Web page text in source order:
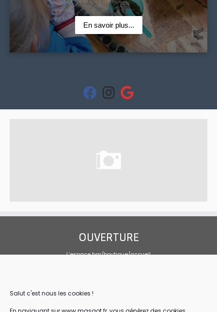
Salut c'est nous les cookies !
En savoir plus...
fab
fa-
facebook
fab
fa-
instagram
google
OUVERTURE
L'espace bar/boutique/accueil